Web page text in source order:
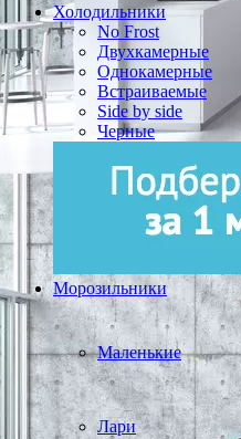
Холодильники
No Frost
Двухкамерные
Однокамерные
Встраиваемые
Side by side
Черные
Морозильники
Маленькие
Лари